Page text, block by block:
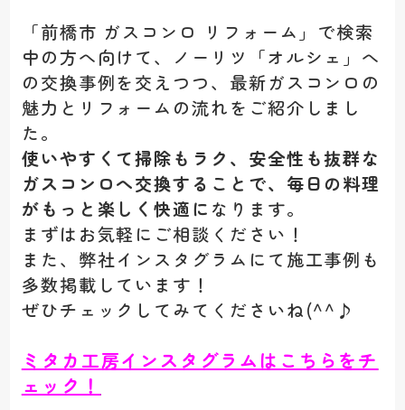
「前橋市 ガスコンロ リフォーム」で検索
中の方へ向けて、ノーリツ「オルシェ」へ
の交換事例を交えつつ、最新ガスコンロの
魅力とリフォームの流れをご紹介しまし
た。
使いやすくて掃除もラク、安全性も抜群な
ガスコンロへ交換することで、毎日の料理
がもっと楽しく快適に なります。
まずはお気軽にご相談ください！
また、弊社インスタグラムにて施工事例も
多数掲載しています！
ぜひチェックしてみてくださいね(^^♪
ミタカ工房インスタグラムはこちらをチ
ェック！